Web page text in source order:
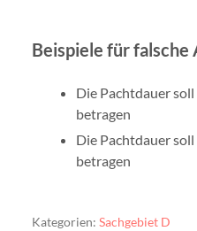
Beispiele für
Die Pachtdauer
betragen
Die Pachtdauer
betragen
Kategorien: Sachgebiet D